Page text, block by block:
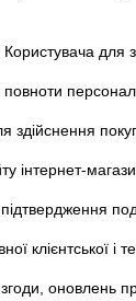
для
повноти
здійснення
інтернет-
клієнтської і
оновлень